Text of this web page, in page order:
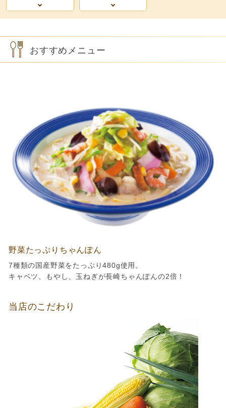
おすすめメニュー
野菜たっぷりちゃんぽん
7種類の国産野菜をたっぷり480g使用。
キャベツ、もやし、玉ねぎが長崎ちゃんぽんの2倍！
当店のこだわり